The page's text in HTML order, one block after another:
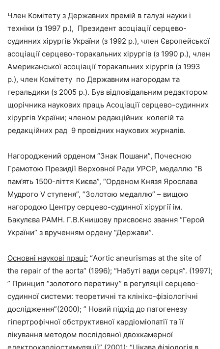
Член Комітету з Державних премій в галузі науки і
техніки (з 1997 р.), Президент асоціації серцево-
судинних хірургів України (з 1992 р.), член Європейської
асоціації серцево-торакальних хірургів (з 1990 р.), член
Американської асоціації торакальних хірургів (з 1993
р.), член Комітету по Державним нагородам та
геральдики (з 2005 р.). Був відповідальним редактором
щорічника наукових праць Асоціації серцево-судинних
хірургів України; членом редакційних колегій та
редакційних рад 9 провідних наукових журналів.
Нагороджений орденом “Знак Пошани”, Почесною
Грамотою Президії Верховної Ради УРСР, медаллю “В
пам’ять 1500-ліття Києва”, “Орденом Князя Ярослава
Мудрого V ступеня”, “Золотою медаллю” – вищою
нагородою Центру серцево-судинної хірургії ім.
Бакулєва РАМН. Г.В.Книшову присвоєно звання “Герой
України” з врученням ордену “Держави”.
Основні наукові праці: “Aortic aneurismas at the site of
the repair of the aorta” (1996); “Набуті вади серця”. (1997);
” Принцип “золотого перетину” в регуляції серцево-
судинної системи: теоретичні та клініко-фізіологічні
дослідження”(2000); ” Новий підхід до патогенезу
гіпертрофічної обструктивної кардіоміопатії та її
лікування методом послідовної двохкамерної